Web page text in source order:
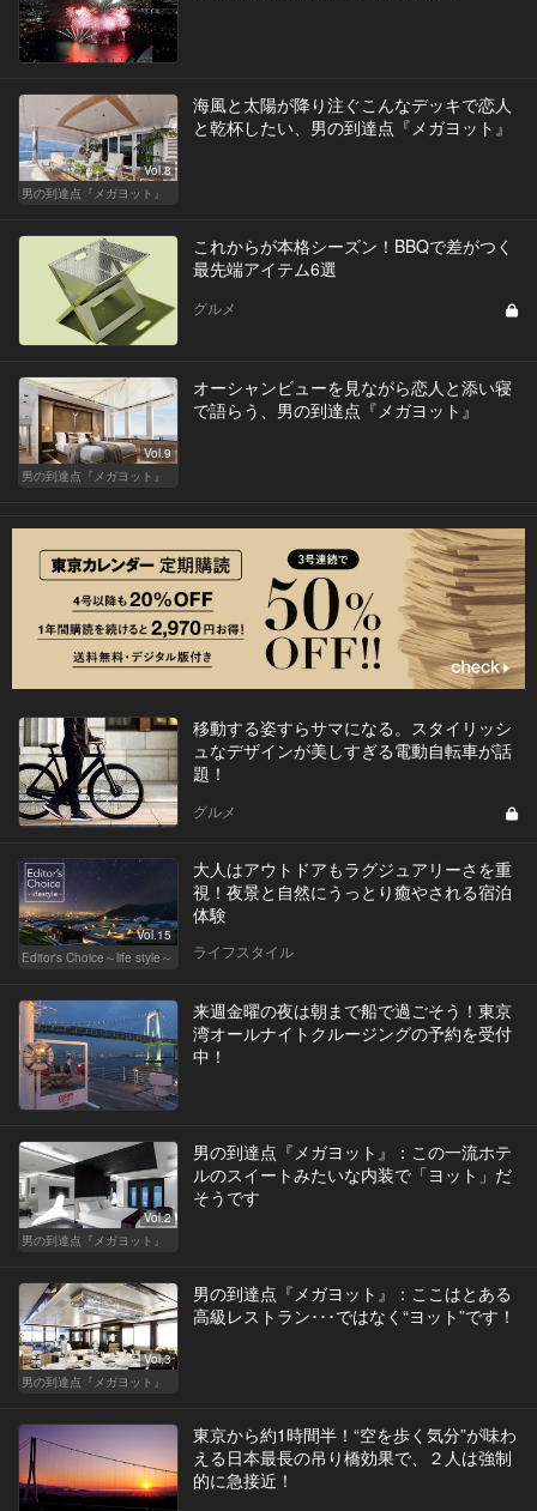
Vol.8
男の到達点『メガヨット』
海風と太陽が降り注ぐこんなデッキで恋人
と乾杯したい、男の到達点『メガヨット』
これからが本格シーズン！BBQで差がつく
最先端アイテム6選
グルメ
Vol.9
男の到達点『メガヨット』
オーシャンビューを見ながら恋人と添い寝
で語らう、男の到達点『メガヨット』
移動する姿すらサマになる。スタイリッシ
ュなデザインが美しすぎる電動自転車が話
題！
グルメ
Vol.15
Editor's Choice～life style～
大人はアウトドアもラグジュアリーさを重
視！夜景と自然にうっとり癒やされる宿泊
体験
ライフスタイル
来週金曜の夜は朝まで船で過ごそう！東京
湾オールナイトクルージングの予約を受付
中！
Vol.2
男の到達点『メガヨット』
男の到達点『メガヨット』：この一流ホテ
ルのスイートみたいな内装で「ヨット」だ
そうです
Vol.3
男の到達点『メガヨット』
男の到達点『メガヨット』：ここはとある
高級レストラン･･･ではなく“ヨット”です！
東京から約1時間半！“空を歩く気分”が味わ
える日本最長の吊り橋効果で、２人は強制
的に急接近！